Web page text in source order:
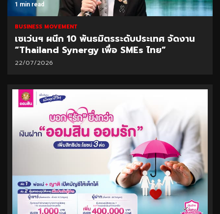
1 min read
BUSINESS MOVEMENT
เซเว่นฯ ผนึก 10 พันธมิตรระดับประเทศ จัดงาน
“Thailand Synergy เพื่อ SMEs ไทย”
22/07/2026